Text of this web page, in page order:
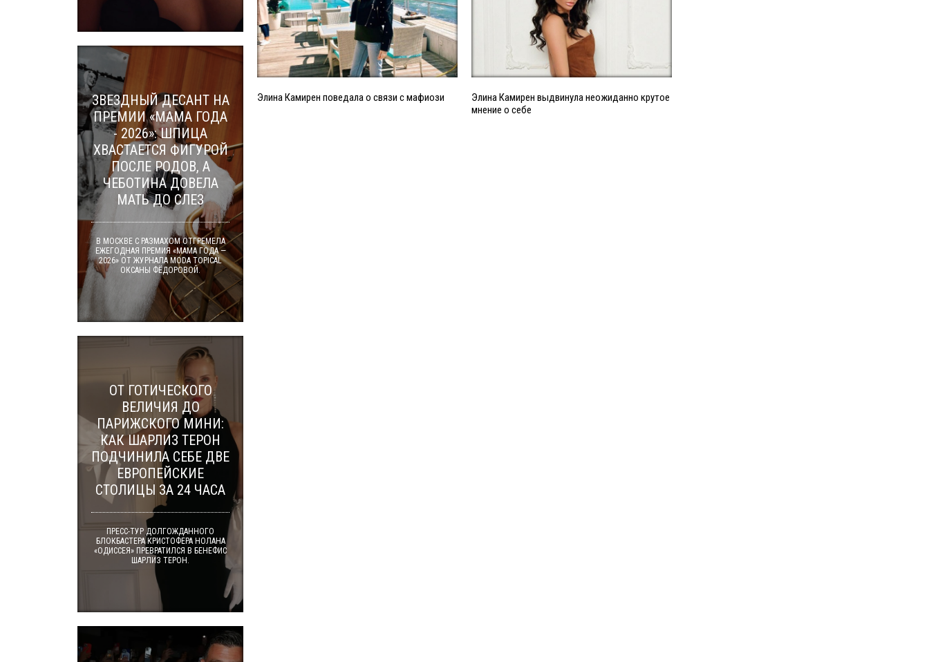
Элина Камирен поведала о связи с мафиози
Элина Камирен выдвинула неожиданно крутое
мнение о себе
ЗВЕЗДНЫЙ ДЕСАНТ НА
ПРЕМИИ «МАМА ГОДА
- 2026»: ШПИЦА
ХВАСТАЕТСЯ ФИГУРОЙ
ПОСЛЕ РОДОВ, А
ЧЕБОТИНА ДОВЕЛА
МАТЬ ДО СЛЕЗ
В МОСКВЕ С РАЗМАХОМ ОТГРЕМЕЛА
ЕЖЕГОДНАЯ ПРЕМИЯ «МАМА ГОДА —
2026» ОТ ЖУРНАЛА MODA TOPICAL
ОКСАНЫ ФЁДОРОВОЙ.
ОТ ГОТИЧЕСКОГО
ВЕЛИЧИЯ ДО
ПАРИЖСКОГО МИНИ:
КАК ШАРЛИЗ ТЕРОН
ПОДЧИНИЛА СЕБЕ ДВЕ
ЕВРОПЕЙСКИЕ
СТОЛИЦЫ ЗА 24 ЧАСА
ПРЕСС-ТУР ДОЛГОЖДАННОГО
БЛОКБАСТЕРА КРИСТОФЕРА НОЛАНА
«ОДИССЕЯ» ПРЕВРАТИЛСЯ В БЕНЕФИС
ШАРЛИЗ ТЕРОН.